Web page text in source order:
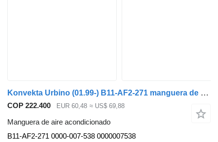
Konvekta Urbino (01.99-) B11-AF2-271 manguera de aire acondicionado para Solaris Urbino, Alpino, Vacanza (1999-) autobús
COP 222.400 EUR 60,48 ≈ US$ 69,88
Manguera de aire acondicionado
B11-AF2-271 0000-007-538 0000007538